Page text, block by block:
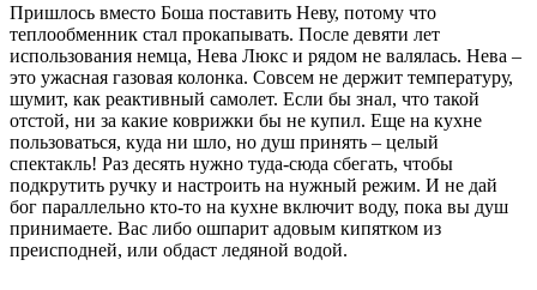
Пришлось вместо Боша поставить Неву, потому что
теплообменник стал прокапывать. После девяти лет
использования немца, Нева Люкс и рядом не валялась. Нева –
это ужасная газовая колонка. Совсем не держит температуру,
шумит, как реактивный самолет. Если бы знал, что такой
отстой, ни за какие коврижки бы не купил. Еще на кухне
пользоваться, куда ни шло, но душ принять – целый
спектакль! Раз десять нужно туда-сюда сбегать, чтобы
подкрутить ручку и настроить на нужный режим. И не дай
бог параллельно кто-то на кухне включит воду, пока вы душ
принимаете. Вас либо ошпарит адовым кипятком из
преисподней, или обдаст ледяной водой.